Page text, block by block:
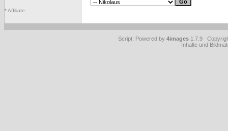
* Affiliate.
Script: Powered by 4images 1.7.9
Inhalte und